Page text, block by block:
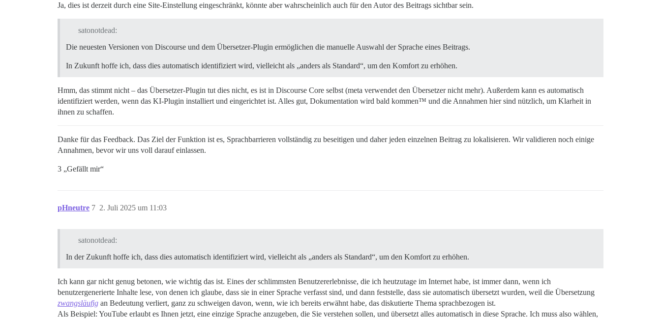
Ja, dies ist derzeit durch eine Site-Einstellung eingeschränkt, könnte aber wahrscheinlich auch für den Autor des Beitrags sichtbar sein.
satonotdead:
Die neuesten Versionen von Discourse und dem Übersetzer-Plugin ermöglichen die manuelle Auswahl der Sprache eines Beitrags.
In Zukunft hoffe ich, dass dies automatisch identifiziert wird, vielleicht als „anders als Standard“, um den Komfort zu erhöhen.
Hmm, das stimmt nicht – das Übersetzer-Plugin tut dies nicht, es ist in Discourse Core selbst (meta verwendet den Übersetzer nicht mehr). Außerdem kann es automatisch
identifiziert werden, wenn das KI-Plugin installiert und eingerichtet ist. Alles gut, Dokumentation wird bald kommen™ und die Annahmen hier sind nützlich, um Klarheit in
ihnen zu schaffen.
Danke für das Feedback. Das Ziel der Funktion ist es, Sprachbarrieren vollständig zu beseitigen und daher jeden einzelnen Beitrag zu lokalisieren. Wir validieren noch einige
Annahmen, bevor wir uns voll darauf einlassen.
3 „Gefällt mir“
pHneutre 2. Juli 2025 um 11:03
7
satonotdead:
In der Zukunft hoffe ich, dass dies automatisch identifiziert wird, vielleicht als „anders als Standard“, um den Komfort zu erhöhen.
Ich kann gar nicht genug betonen, wie wichtig das ist. Eines der schlimmsten Benutzererlebnisse, die ich heutzutage im Internet habe, ist immer dann, wenn ich
benutzergenerierte Inhalte lese, von denen ich glaube, dass sie in einer Sprache verfasst sind, und dann feststelle, dass sie automatisch übersetzt wurden, weil die Übersetzung
zwangsläufig an Bedeutung verliert, ganz zu schweigen davon, wenn, wie ich bereits erwähnt habe, das diskutierte Thema sprachbezogen ist.
Als Beispiel: YouTube erlaubt es Ihnen jetzt, eine einzige Sprache anzugeben, die Sie verstehen sollen, und übersetzt alles automatisch in diese Sprache. Ich muss also wählen,